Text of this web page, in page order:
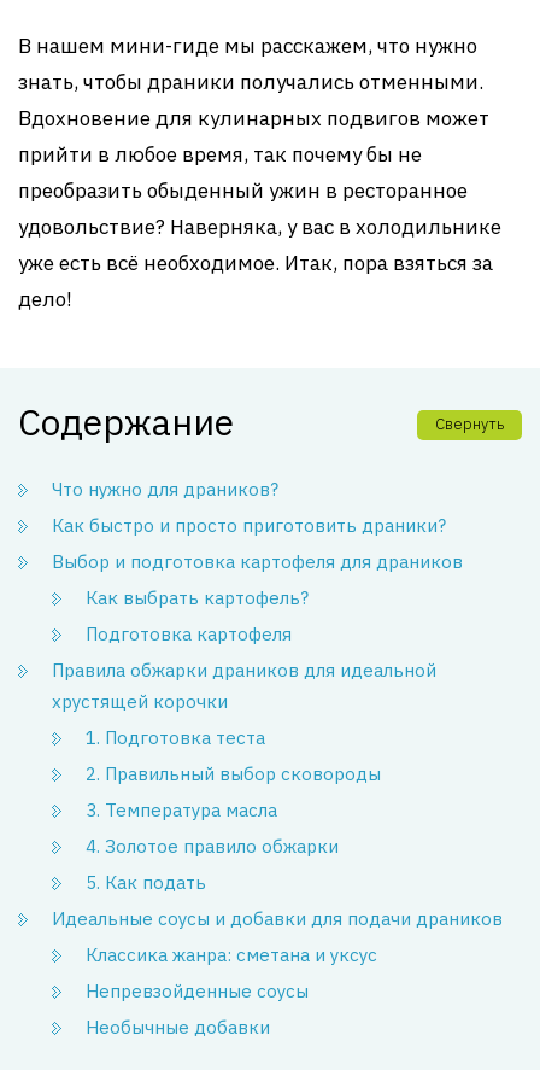
В нашем мини-гиде мы расскажем, что нужно
знать, чтобы драники получались отменными.
Вдохновение для кулинарных подвигов может
прийти в любое время, так почему бы не
преобразить обыденный ужин в ресторанное
удовольствие? Наверняка, у вас в холодильнике
уже есть всё необходимое. Итак, пора взяться за
дело!
Содержание Свернуть
Что нужно для драников?
Как быстро и просто приготовить драники?
Выбор и подготовка картофеля для драников
Как выбрать картофель?
Подготовка картофеля
Правила обжарки драников для идеальной
хрустящей корочки
1. Подготовка теста
2. Правильный выбор сковороды
3. Температура масла
4. Золотое правило обжарки
5. Как подать
Идеальные соусы и добавки для подачи драников
Классика жанра: сметана и уксус
Непревзойденные соусы
Необычные добавки